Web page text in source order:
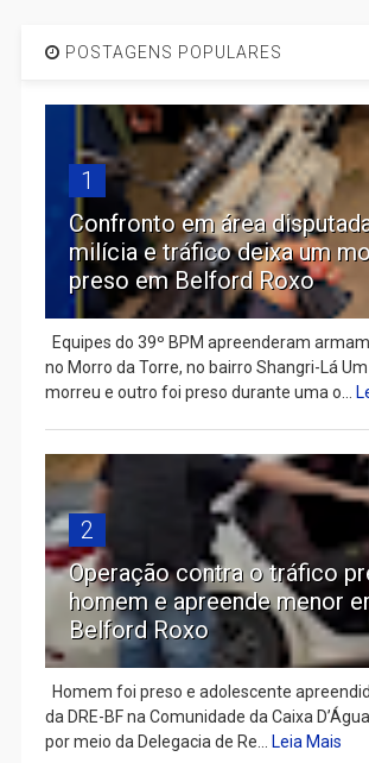
POSTAGENS POPULARES
1
Confronto em área
milícia e tráfico deixa um
preso em Belford Roxo
Equipes do 39º BPM apreenderam
no Morro da Torre, no bairro Shangri-Lá
morreu e outro foi preso durante uma o...
2
Operação contra o tráfico
homem e apreende menor
Belford Roxo
Homem foi preso e adolescente
da DRE-BF na Comunidade da Caixa
por meio da Delegacia de Re...
Leia Mais